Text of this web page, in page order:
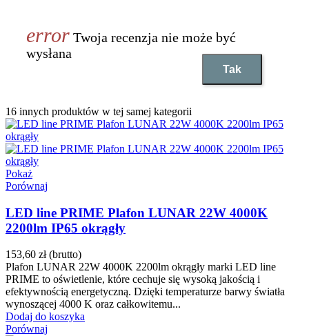
Twoja recenzja nie może być
wysłana
Tak
16 innych produktów w tej samej kategorii
Pokaż
Porównaj
LED line PRIME Plafon LUNAR 22W 4000K
2200lm IP65 okrągły
153,60 zł (brutto)
Plafon LUNAR 22W 4000K 2200lm okrągły marki LED line
PRIME to oświetlenie, które cechuje się wysoką jakością i
efektywnością energetyczną. Dzięki temperaturze barwy światła
wynoszącej 4000 K oraz całkowitemu...
Dodaj do koszyka
Porównaj